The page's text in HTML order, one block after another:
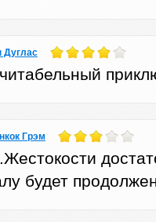
Дуглас
Грэм
будет